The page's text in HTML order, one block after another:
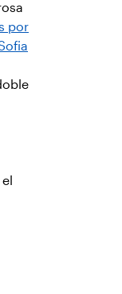
por